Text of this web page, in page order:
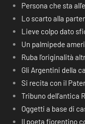
Persona che sta
Lo scarto alla
Lieve colpo dato
Un palmipede
Ruba l’originalità
Gli Argentini della
Si recita con il
Tribuno dell’antica
Oggetti a base di
Il poeta fiorentino